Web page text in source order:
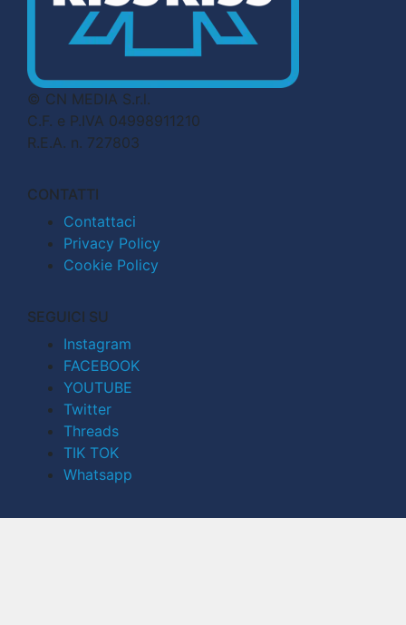
© CN MEDIA S.r.l.
C.F. e P.IVA 04998911210
R.E.A. n. 727803
CONTATTI
Contattaci
Privacy Policy
Cookie Policy
SEGUICI SU
Instagram
FACEBOOK
YOUTUBE
Twitter
Threads
TIK TOK
Whatsapp